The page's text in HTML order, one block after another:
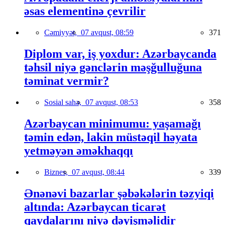
əsas elementinə çevrilir
Cəmiyyət, 07 avqust, 08:59 371
Diplom var, iş yoxdur: Azərbaycanda
təhsil niyə gənclərin məşğulluğuna
təminat vermir?
Sosial sahə, 07 avqust, 08:53 358
Azərbaycan minimumu: yaşamağı
təmin edən, lakin müstəqil həyata
yetməyən əməkhaqqı
Biznes, 07 avqust, 08:44 339
Ənənəvi bazarlar şəbəkələrin təzyiqi
altında: Azərbaycan ticarət
qaydalarını niyə dəyişməlidir